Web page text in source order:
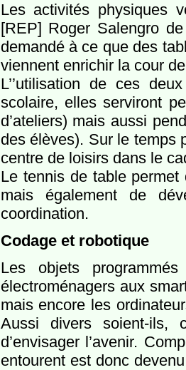
Les activités physiques
[REP] Roger Salengro
demandé à ce que des
viennent enrichir la cour
L’’utilisation de ces
scolaire, elles serviront
d’ateliers) mais aussi
des élèves). Sur le temps
centre de loisirs dans le
Le tennis de table
mais également de
coordination.
Codage et robotique
Les objets
électroménagers aux
mais encore les
Aussi divers soient-ils,
d’envisager l’avenir.
entourent est donc